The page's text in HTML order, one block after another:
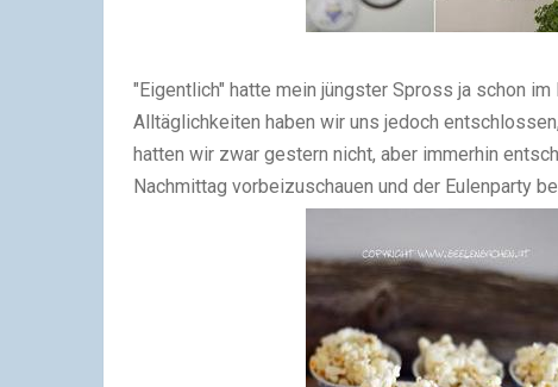
"Eigentlich" hatte mein jüngster Spross ja schon
Alltäglichkeiten haben wir uns jedoch
hatten wir zwar gestern nicht, aber immerhin
Nachmittag vorbeizuschauen und der Eulenparty